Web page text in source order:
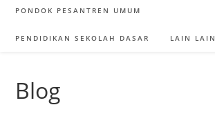
PONDOK PESANTREN UMUM
PENDIDIKAN SEKOLAH DASAR LAIN LAIN
Blog